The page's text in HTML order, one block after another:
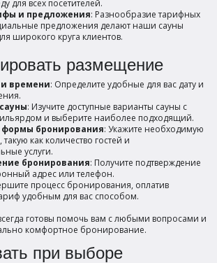
для всех посетителей.
и предложения: Разнообразие тарифных
предложения делают наши сауны
широкого круга клиентов.
размещение
времени: Определите удобные для вас дату и
: Изучите доступные варианты сауны с
и выберите наиболее подходящий.
формы бронирования: Укажите необходимую
как количество гостей и
услуги.
бронирования: Получите подтверждение
адрес или телефон.
процесс бронирования, оплатив
удобным для вас способом.
готовы помочь вам с любыми вопросами и
комфортное бронирование.
при выборе